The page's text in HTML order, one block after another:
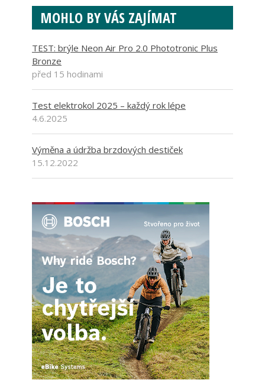
MOHLO BY VÁS ZAJÍMAT
TEST: brýle Neon Air Pro 2.0 Phototronic Plus
Bronze
před 15 hodinami
Test elektrokol 2025 – každý rok lépe
4.6.2025
Výměna a údržba brzdových destiček
15.12.2022